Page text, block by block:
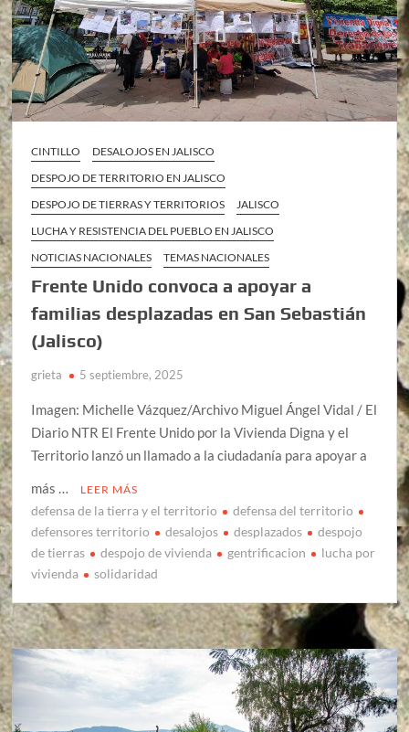
CINTILLO
DESALOJOS EN JALISCO
DESPOJO DE TERRITORIO EN JALISCO
DESPOJO DE TIERRAS Y TERRITORIOS
JALISCO
LUCHA Y RESISTENCIA DEL PUEBLO EN JALISCO
NOTICIAS NACIONALES
TEMAS NACIONALES
Frente Unido convoca a apoyar a
familias desplazadas en San Sebastián
(Jalisco)
grieta 5 septiembre, 2025
Imagen: Michelle Vázquez/Archivo Miguel Ángel Vidal / El
Diario NTR El Frente Unido por la Vivienda Digna y el
Territorio lanzó un llamado a la ciudadanía para apoyar a
más …
LEER MÁS
defensa de la tierra y el territorio
defensa del territorio
defensores territorio
desalojos desplazados
despojo
de tierras
despojo de vivienda gentrificacion
lucha por
vivienda
solidaridad